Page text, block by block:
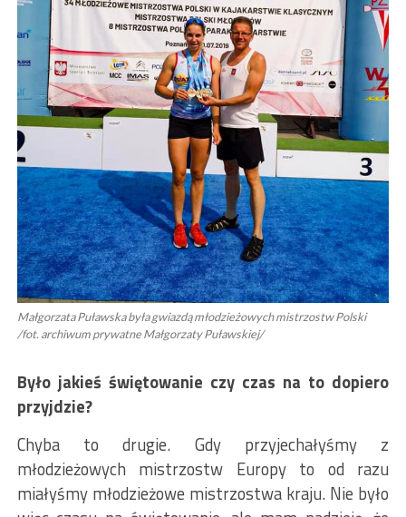
Małgorzata Puławska była gwiazdą młodzieżowych mistrzostw Polski
/fot. archiwum prywatne Małgorzaty Puławskiej/
Było jakieś świętowanie czy czas na to dopiero
przyjdzie?
Chyba to drugie. Gdy przyjechałyśmy z
młodzieżowych mistrzostw Europy to od razu
miałyśmy młodzieżowe mistrzostwa kraju. Nie było